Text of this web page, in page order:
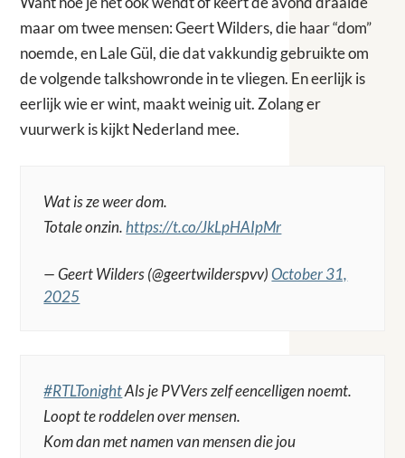
maar om twee mensen: Geert Wilders, die haar “dom”
noemde, en Lale Gül, die dat vakkundig gebruikte om
de volgende talkshowronde in te vliegen. En eerlijk is
eerlijk wie er wint, maakt weinig uit. Zolang er
vuurwerk is kijkt Nederland mee.
Wat is ze weer dom.
Totale onzin.https://t.co/JkLpHAIpMr
— Geert Wilders (@geertwilderspvv)October 31,
2025
#RTLTonightAls je PVVers zelf eencelligen noemt.
Loopt te roddelen over mensen.
Kom dan met namen van mensen die jou